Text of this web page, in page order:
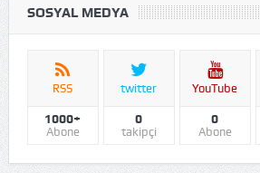
SOSYAL MEDYA
RSS
1000+
Abone
twitter
0
takipçi
YouTube
0
Abone